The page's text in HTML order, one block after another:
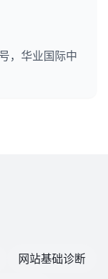
，华业国际中
网站基础诊断